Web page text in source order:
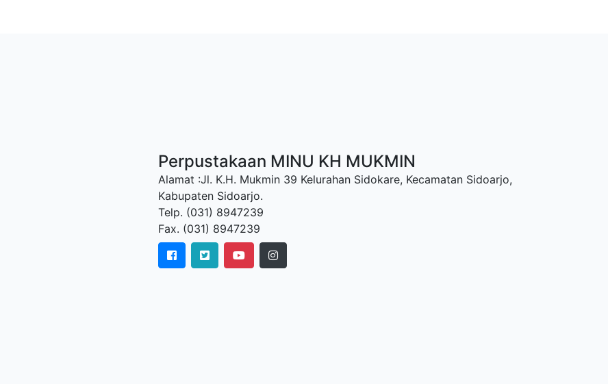
Perpustakaan MINU KH MUKMIN
Alamat :Jl. K.H. Mukmin 39 Kelurahan Sidokare, Kecamatan Sidoarjo,
Kabupaten Sidoarjo.
Telp. (031) 8947239
Fax. (031) 8947239